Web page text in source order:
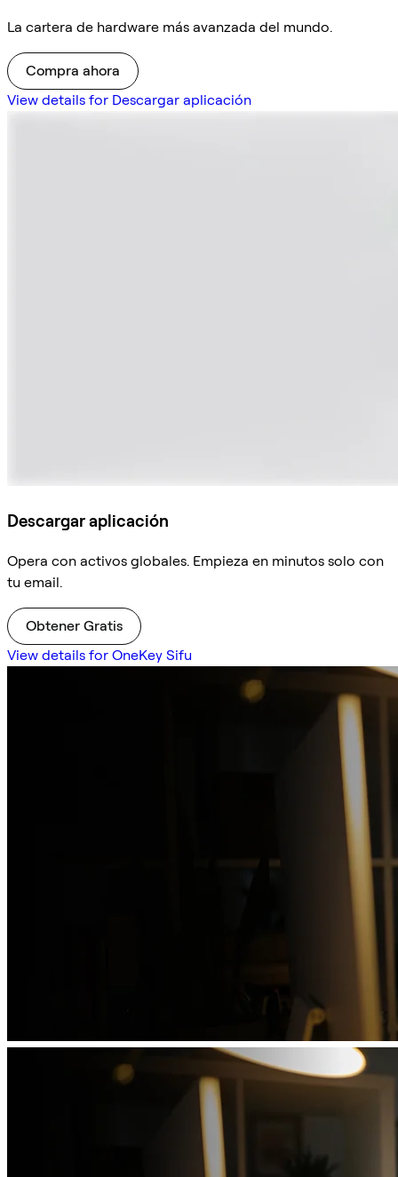
La cartera de hardware más avanzada del mundo.
Compra ahora
View details for Descargar aplicación
Descargar aplicación
Opera con activos globales. Empieza en minutos solo con
tu email.
Obtener Gratis
View details for OneKey Sifu